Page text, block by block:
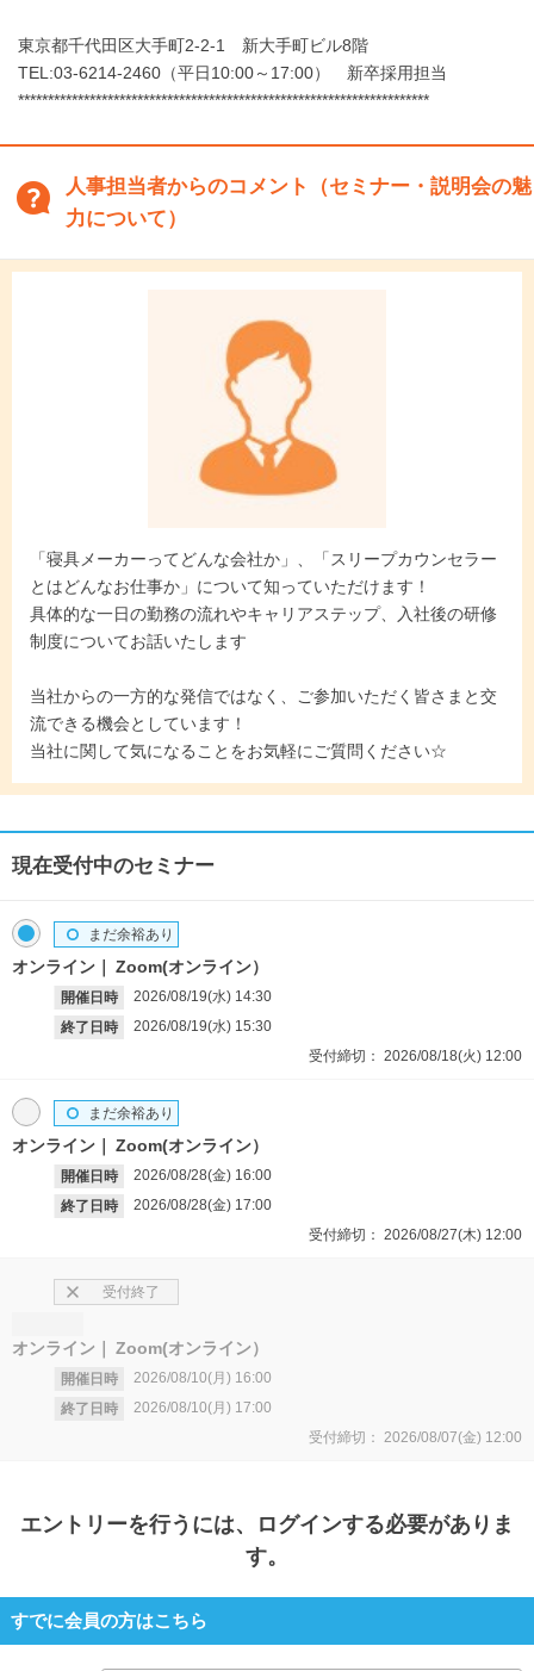
東京都千代田区大手町2-2-1 新大手町ビル8階
TEL:03-6214-2460（平日10:00～17:00） 新卒採用担当
*********************************************************************
人事担当者からのコメント（セミナー・説明会の魅
力について）
「寝具メーカーってどんな会社か」、「スリープカウンセラー
とはどんなお仕事か」について知っていただけます！
具体的な一日の勤務の流れやキャリアステップ、入社後の研修
制度についてお話いたします
当社からの一方的な発信ではなく、ご参加いただく皆さまと交
流できる機会としています！
当社に関して気になることをお気軽にご質問ください☆
現在受付中のセミナー
オンライン Zoom(オンライン）
開催日時 2026/08/19(水) 14:30
終了日時
2026/08/19(水) 15:30
まだ余裕あり
受付締切： 2026/08/18(火) 12:00
オンライン Zoom(オンライン）
開催日時 2026/08/28(金) 16:00
終了日時
2026/08/28(金) 17:00
まだ余裕あり
受付締切： 2026/08/27(木) 12:00
オンライン Zoom(オンライン）
開催日時 2026/08/10(月) 16:00
終了日時
2026/08/10(月) 17:00
受付終了
受付締切： 2026/08/07(金) 12:00
エントリーを行うには、ログインする必要がありま
す。
すでに会員の方はこちら